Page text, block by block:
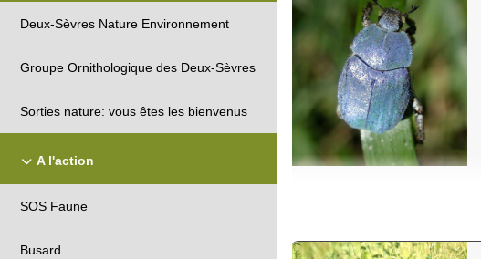
Deux-Sèvres Nature Environnement
Groupe Ornithologique des Deux-Sèvres
Sorties nature: vous êtes les bienvenus
A l'action
SOS Faune
Busard